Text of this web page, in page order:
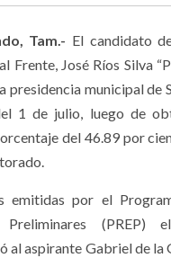
Tam.- El candidato
Frente, José Ríos Silva
presidencia municipal de
1 de julio, luego de
del 46.89 por
emitidas por el
Preliminares (PREP)
al aspirante Gabriel de la